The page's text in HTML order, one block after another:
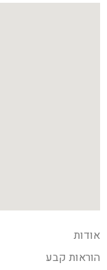
אודות
הוראות קבע